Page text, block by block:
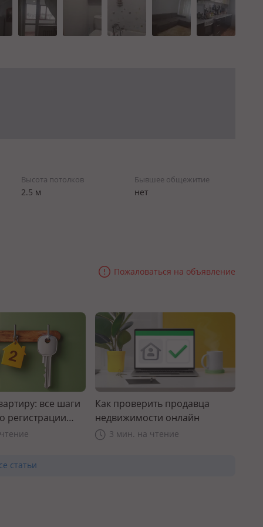
Высота потолков
2.5 м
Бывшее общежитие
нет
Пожаловаться на объявление
все шаги
регистрации
Как проверить продавца
недвижимости онлайн
3 мин. на чтение
статьи